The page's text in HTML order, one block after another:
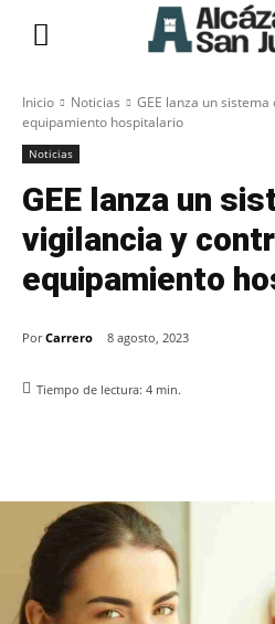
Inicio Noticias
GEE lanza un
equipamiento hospitalario
Noticias
GEE lanza un
vigilancia y
equipamiento
Por Carrero 8 agosto, 2023
Tiempo de lectura: 4 min.